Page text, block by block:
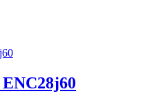
موديول شبكة إيثرنت ENC28j60